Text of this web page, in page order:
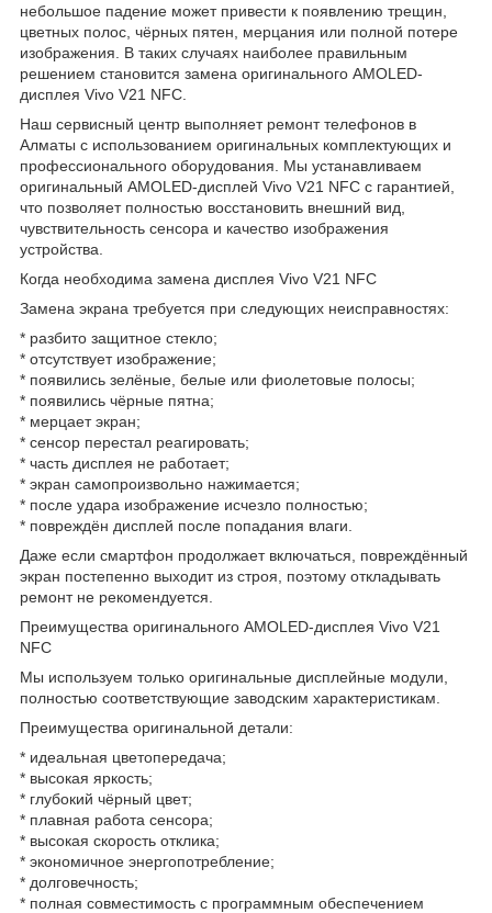
небольшое падение может привести к появлению трещин,
цветных полос, чёрных пятен, мерцания или полной потере
изображения. В таких случаях наиболее правильным
решением становится замена оригинального AMOLED-
дисплея Vivo V21 NFC.
Наш сервисный центр выполняет ремонт телефонов в
Алматы с использованием оригинальных комплектующих и
профессионального оборудования. Мы устанавливаем
оригинальный AMOLED-дисплей Vivo V21 NFC с гарантией,
что позволяет полностью восстановить внешний вид,
чувствительность сенсора и качество изображения
устройства.
Когда необходима замена дисплея Vivo V21 NFC
Замена экрана требуется при следующих неисправностях:
* разбито защитное стекло;
* отсутствует изображение;
* появились зелёные, белые или фиолетовые полосы;
* появились чёрные пятна;
* мерцает экран;
* сенсор перестал реагировать;
* часть дисплея не работает;
* экран самопроизвольно нажимается;
* после удара изображение исчезло полностью;
* повреждён дисплей после попадания влаги.
Даже если смартфон продолжает включаться, повреждённый
экран постепенно выходит из строя, поэтому откладывать
ремонт не рекомендуется.
Преимущества оригинального AMOLED-дисплея Vivo V21
NFC
Мы используем только оригинальные дисплейные модули,
полностью соответствующие заводским характеристикам.
Преимущества оригинальной детали:
* идеальная цветопередача;
* высокая яркость;
* глубокий чёрный цвет;
* плавная работа сенсора;
* высокая скорость отклика;
* экономичное энергопотребление;
* долговечность;
* полная совместимость с программным обеспечением